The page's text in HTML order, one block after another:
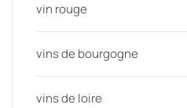
vin rouge
vins de bourgogne
vins de loire